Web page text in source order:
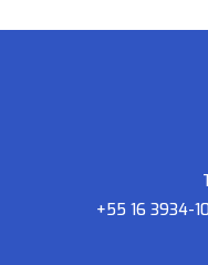
+55 16 3934-